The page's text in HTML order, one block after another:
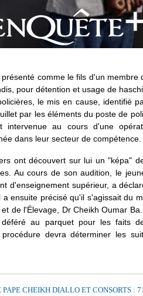
comme le fils d'un membre
pour détention et usage de
le mis en cause, identifié
par les éléments du poste de
intervenue au cours d'une
dans leur secteur de compétence.
ont découvert sur lui un "képa"
Au cours de son audition, le
d'enseignement supérieur, a
ensuite précisé qu'il s'agissait du
de l'Élevage, Dr Cheikh Oumar
au parquet pour les faits
devra déterminer les
PAPE CHEIKH DIALLO ET CONSORTS :